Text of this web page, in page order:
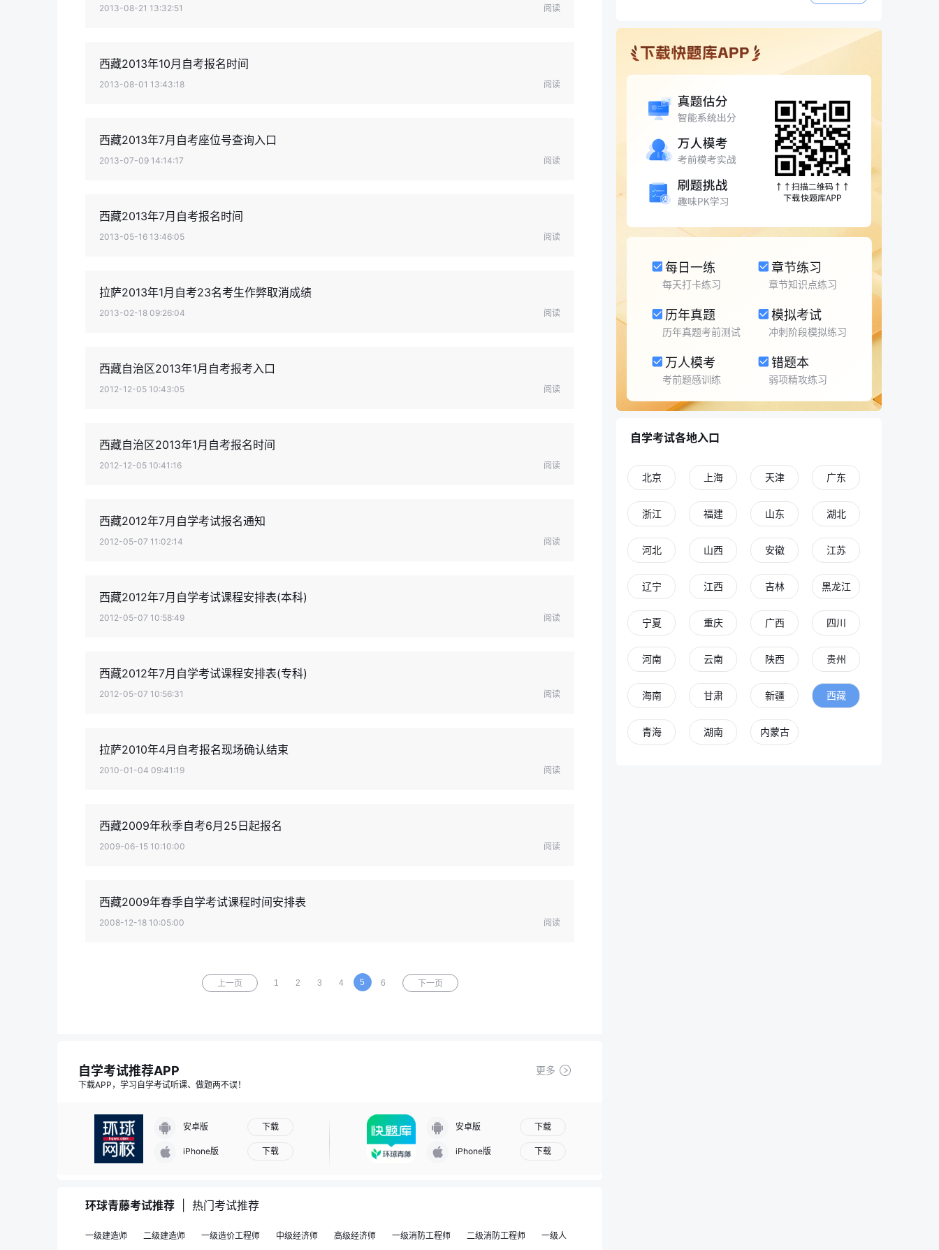
2013-08-21 13:32:51 阅读
西藏2013年10月自考报名时间
2013-08-01 13:43:18 阅读
西藏2013年7月自考座位号查询入口
2013-07-09 14:14:17 阅读
西藏2013年7月自考报名时间
2013-05-16 13:46:05 阅读
拉萨2013年1月自考23名考生作弊取消成绩
2013-02-18 09:26:04 阅读
西藏自治区2013年1月自考报考入口
2012-12-05 10:43:05 阅读
西藏自治区2013年1月自考报名时间
2012-12-05 10:41:16 阅读
西藏2012年7月自学考试报名通知
2012-05-07 11:02:14 阅读
西藏2012年7月自学考试课程安排表(本科)
2012-05-07 10:58:49 阅读
西藏2012年7月自学考试课程安排表(专科)
2012-05-07 10:56:31 阅读
拉萨2010年4月自考报名现场确认结束
2010-01-04 09:41:19 阅读
西藏2009年秋季自考6月25日起报名
2009-06-15 10:10:00 阅读
西藏2009年春季自学考试课程时间安排表
2008-12-18 10:05:00 阅读
上一页 1 2 3 4 5 6 下一页
自学考试推荐APP 更多
下载APP，学习自学考试听课、做题两不误！
安卓版 下载
iPhone版 下载
安卓版 下载
iPhone版 下载
环球青藤考试推荐 热门考试推荐
一级建造师 二级建造师 一级造价工程师 中级经济师 高级经济师 一级消防工程师 二级消防工程师 一级人
每日一练
每天打卡练习
章节练习
章节知识点练习
历年真题
历年真题考前测试
模拟考试
冲刺阶段模拟练习
万人模考
考前题感训练
错题本
弱项精攻练习
自学考试各地入口
北京 上海 天津 广东
浙江 福建 山东 湖北
河北 山西 安徽 江苏
辽宁 江西 吉林 黑龙江
宁夏 重庆 广西 四川
河南 云南 陕西 贵州
海南 甘肃 新疆 西藏
青海 湖南 内蒙古